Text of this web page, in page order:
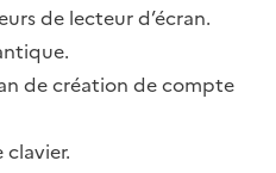
de lecteur d’écran.
de création de compte